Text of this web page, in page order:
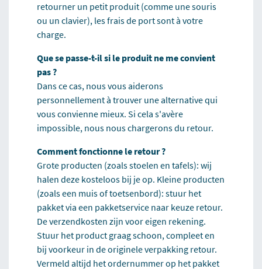
retourner un petit produit (comme une souris
ou un clavier), les frais de port sont à votre
charge.
Que se passe-t-il si le produit ne me convient
pas ?
Dans ce cas, nous vous aiderons
personnellement à trouver une alternative qui
vous convienne mieux. Si cela s'avère
impossible, nous nous chargerons du retour.
Comment fonctionne le retour ?
Grote producten (zoals stoelen en tafels): wij
halen deze kosteloos bij je op. Kleine producten
(zoals een muis of toetsenbord): stuur het
pakket via een pakketservice naar keuze retour.
De verzendkosten zijn voor eigen rekening.
Stuur het product graag schoon, compleet en
bij voorkeur in de originele verpakking retour.
Vermeld altijd het ordernummer op het pakket